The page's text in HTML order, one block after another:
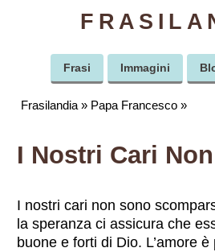
Frasi Immagini
Frasilandia » Papa Francesco »
I nostri cari non sono
la speranza ci assicura che
buone e forti di Dio. L’amore